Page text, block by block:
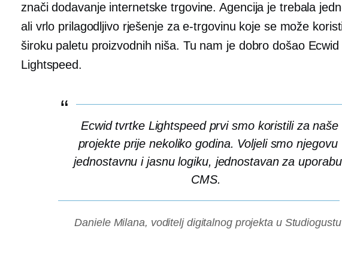
znači dodavanje internetske trgovine. Agencija je trebala
ali vrlo prilagodljivo rješenje za e-trgovinu koje se može
široku paletu proizvodnih niša. Tu nam je dobro došao
Lightspeed.
Ecwid tvrtke Lightspeed prvi smo koristili za naše
projekte prije nekoliko godina. Voljeli smo njegovu
jednostavnu i jasnu logiku, jednostavan za uporabu
CMS.
Daniele Milana, voditelj digitalnog projekta u Studiogustu